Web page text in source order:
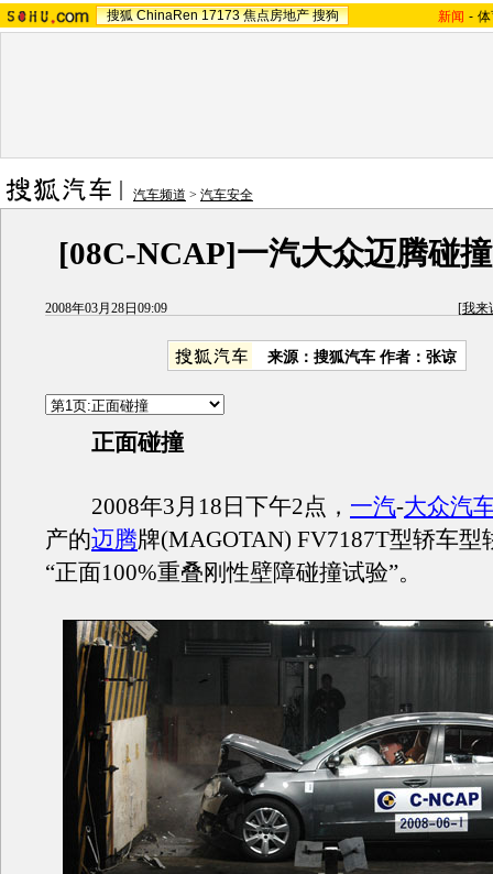
搜狐 ChinaRen 17173 焦点房地产 搜狗 新闻 -
汽车频道 > 汽车安全
[08C-NCAP]一汽大众迈腾碰
2008年03月28日09:09 [我来
来源：搜狐汽车 作者：张谅
正面碰撞
2008年3月18日下午2点， 一汽-大众汽
产的迈腾牌(MAGOTAN) FV7187T型轿车型
“正面100%重叠刚性壁障碰撞试验”。